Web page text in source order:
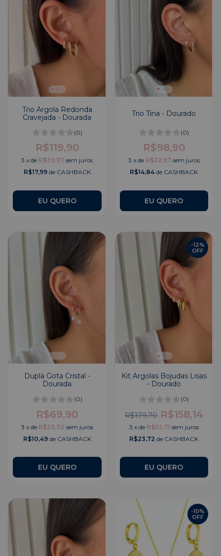
Trio Argola Redonda
Cravejada - Dourada
(0)
R$119,90
3 xde R$39,97 sem juros
R$17,99de CASHBACK
Trio Tina - Dourado
(0)
R$98,90
3 x de R$32,97 sem juros
R$14,84 de CASHBACK
Dupla Gota Cristal -
Dourada
(0)
R$69,90
3 x de R$23,30 sem juros
R$10,49de CASHBACK
Kit Argolas Bojudas Lisas
- Dourado
(0)
R$179,70R$158,14
-12%
OFF
3 x de R$52,71 sem juros
R$23,72 de CASHBACK
EU QUERO
-10%
OFF